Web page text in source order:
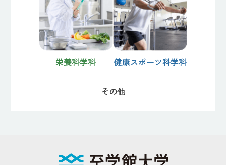
健康スポーツ科学科
栄養科学科
その他